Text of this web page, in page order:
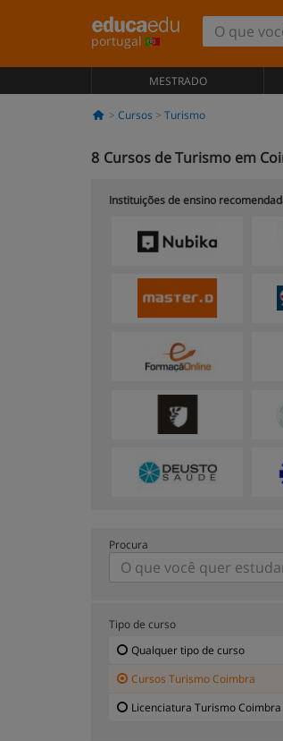
portugal
MESTRADO
Cursos Turismo
8 Cursos de Turismo em
Instituições de ensino
Procura
Tipo de curso
Qualquer tipo de curso
Cursos Turismo Coimbra
Licenciatura Turismo Coimbra